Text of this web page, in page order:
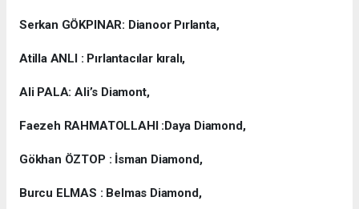
Serkan GÖKPINAR: Dianoor Pırlanta,
Atilla ANLI : Pırlantacılar kıralı,
Ali PALA: Ali’s Diamont,
Faezeh RAHMATOLLAHI :Daya Diamond,
Gökhan ÖZTOP : İsman Diamond,
Burcu ELMAS : Belmas Diamond,